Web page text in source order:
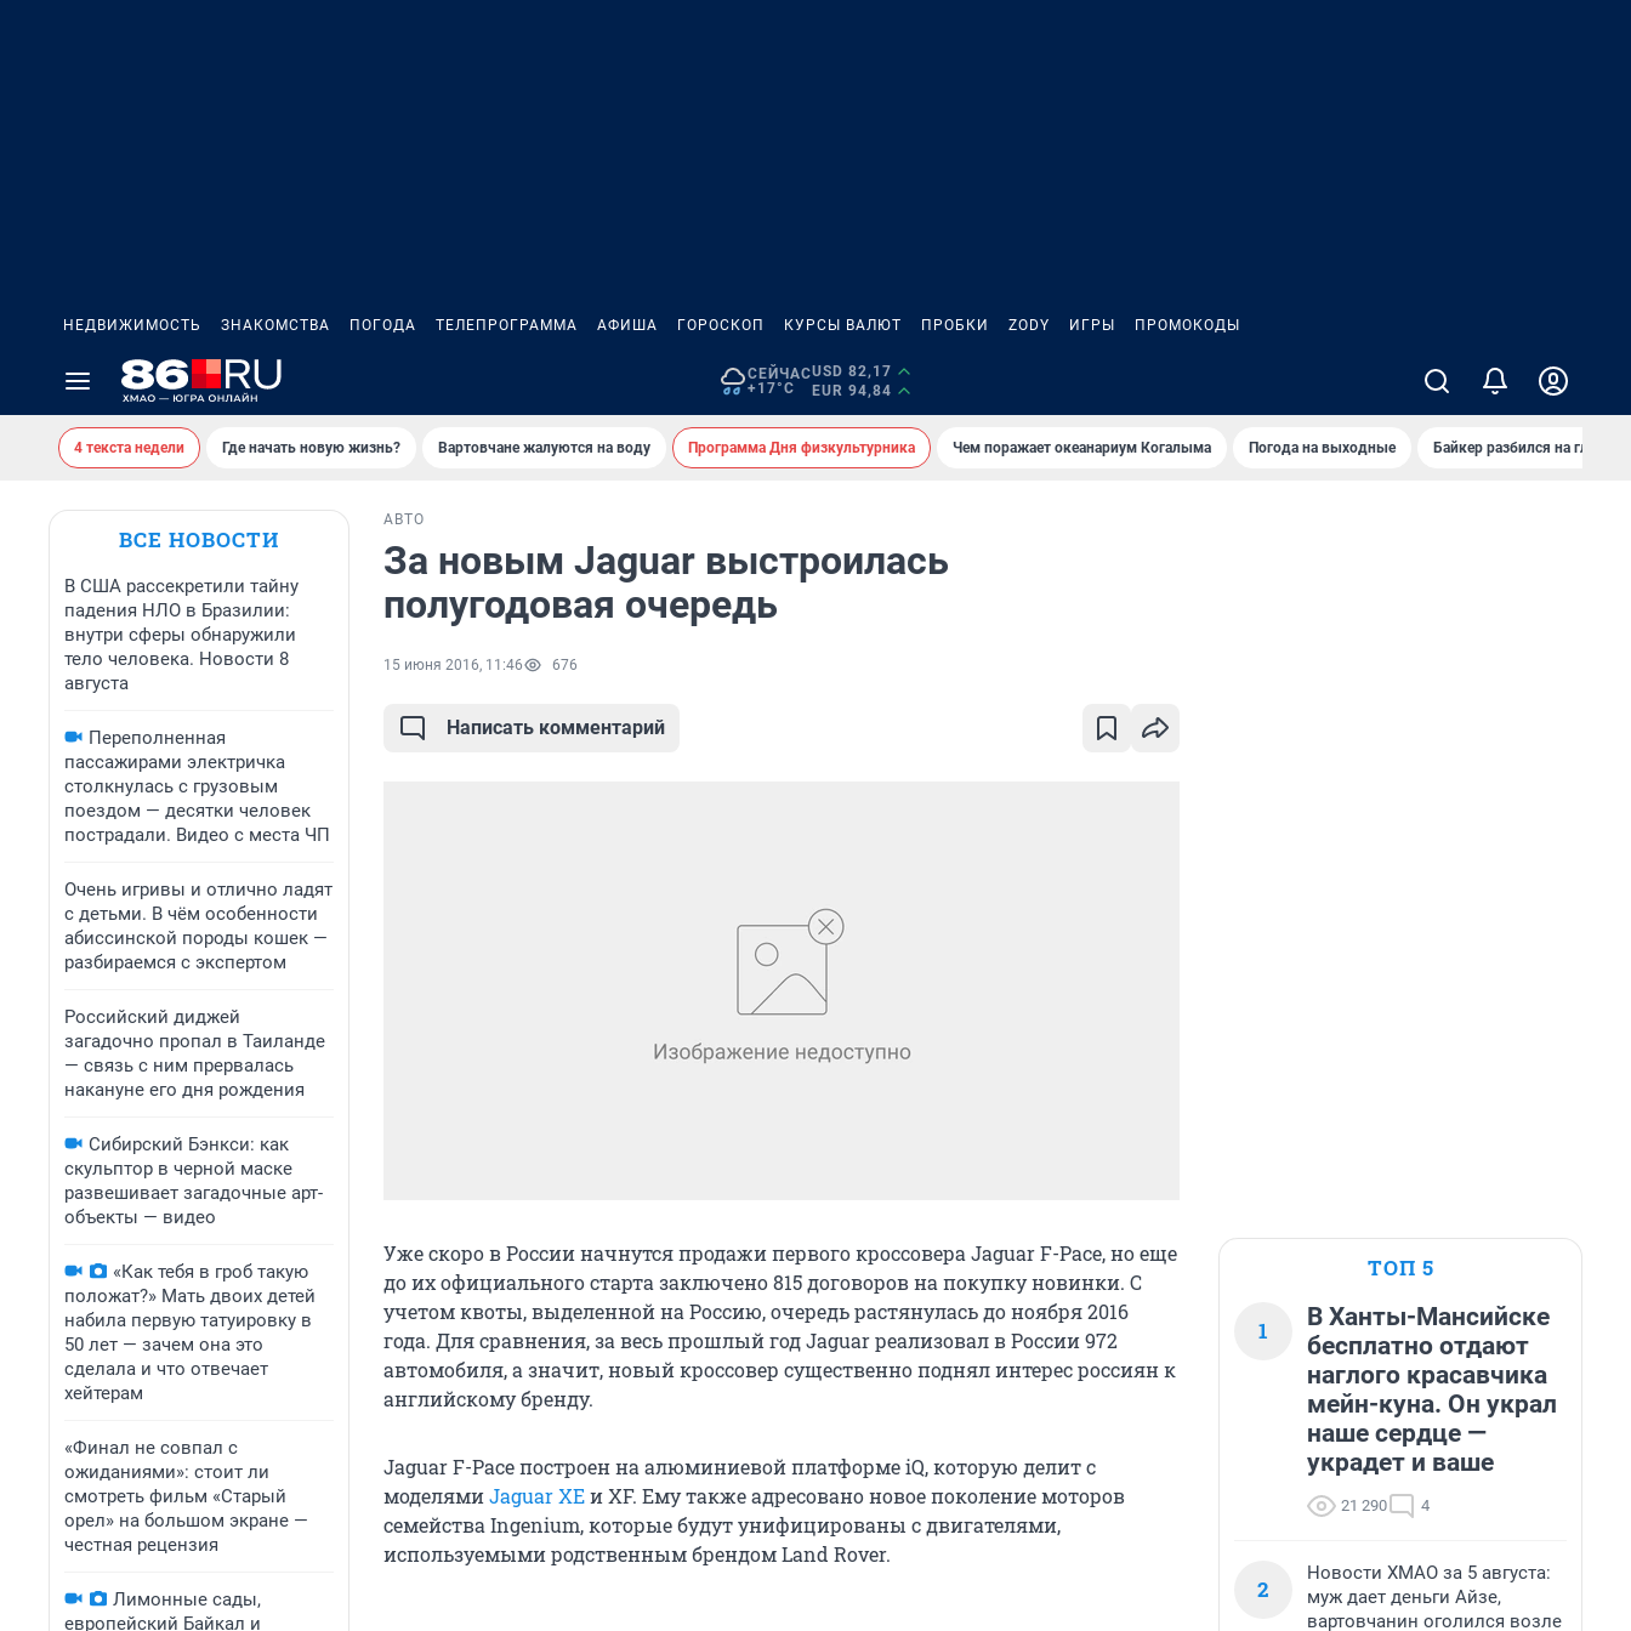
НЕДВИЖИМОСТЬ ЗНАКОМСТВА ПОГОДА ТЕЛЕПРОГРАММА АФИША ГОРОСКОП КУРСЫ ВАЛЮТ ПРОБКИ ZODY ИГРЫ ПРОМОКОДЫ
СЕЙЧАС
+17°C
USD 82,17
EUR 94,84
4 текста недели Где начать новую жизнь? Вартовчане жалуются на воду Программа Дня физкультурника Чем поражает океанариум Когалыма Погода на выходные Байкер разбился на глазах
ВСЕ НОВОСТИ
В США рассекретили тайну
падения НЛО в Бразилии:
внутри сферы обнаружили
тело человека. Новости 8
августа
Переполненная
пассажирами электричка
столкнулась с грузовым
поездом — десятки человек
пострадали. Видео с места ЧП
Очень игривы и отлично ладят
с детьми. В чём особенности
абиссинской породы кошек —
разбираемся с экспертом
Российский диджей
загадочно пропал в Таиланде
— связь с ним прервалась
накануне его дня рождения
Сибирский Бэнкси: как
скульптор в черной маске
развешивает загадочные арт-
объекты — видео
«Как тебя в гроб такую
положат?» Мать двоих детей
набила первую татуировку в
50 лет — зачем она это
сделала и что отвечает
хейтерам
«Финал не совпал с
ожиданиями»: стоит ли
смотреть фильм «Старый
орел» на большом экране —
честная рецензия
Лимонные сады,
европейский Байкал и
АВТО
За новым Jaguar выстроилась
полугодовая очередь
15 июня 2016, 11:46 676
Написать комментарий
Уже скоро в России начнутся продажи первого кроссовера Jaguar F-Pace, но еще
до их официального старта заключено 815 договоров на покупку новинки. С
учетом квоты, выделенной на Россию, очередь растянулась до ноября 2016
года. Для сравнения, за весь прошлый год Jaguar реализовал в России 972
автомобиля, а значит, новый кроссовер существенно поднял интерес россиян к
английскому бренду.
Jaguar F-Pace построен на алюминиевой платформе iQ, которую делит с
моделямиJaguar XEи XF. Ему также адресовано новое поколение моторов
семейства Ingenium, которые будут унифицированы с двигателями,
используемыми родственным брендом Land Rover.
ТОП 5
1
В Ханты-Мансийске
бесплатно отдают
наглого красавчика
мейн-куна. Он украл
наше сердце —
украдет и ваше
21 290 4
2
Новости ХМАО за 5 августа:
муж дает деньги Айзе,
вартовчанин оголился возле